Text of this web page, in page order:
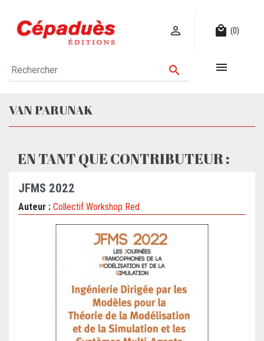
 local_mall (0)
 
VAN PARUNAK
EN TANT QUE CONTRIBUTEUR :
JFMS 2022
Auteur : Collectif Workshop Red